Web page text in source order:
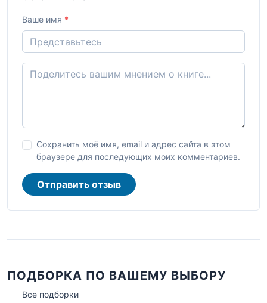
Ваше имя *
Сохранить моё имя, email и адрес сайта в этом
браузере для последующих моих комментариев.
Отправить отзыв
ПОДБОРКА ПО ВАШЕМУ ВЫБОРУ
Все подборки